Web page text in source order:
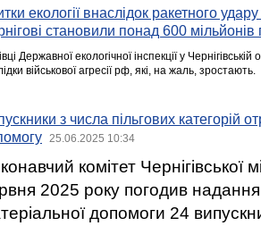
екології внаслідок ракетного
становили понад 600 мільйонів
Державної екологічної інспекції у
військової агресії рф, які, на жаль, зростають.
з числа пільгових категорій
25.06.2025 10:34
комітет Чернігівської
2025 року погодив
допомоги 24